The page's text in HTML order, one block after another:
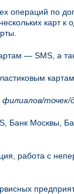
операций по
карт
— SMS, а
картам.
филиалов/
Банк Москвы,
работа с